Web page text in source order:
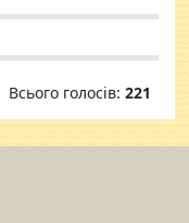
Всього голосів: 221